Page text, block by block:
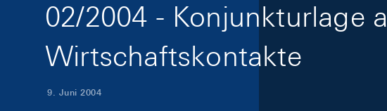
02/2004 - Konjunkturlage
Wirtschaftskontakte
9. Juni 2004